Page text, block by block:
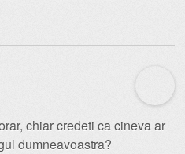
chiar credeti ca cineva ar
dumneavoastra?